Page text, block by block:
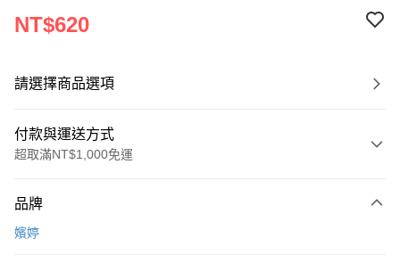
NT$620
請選擇商品選項
付款與運送方式
超取滿NT$1,000免運
信用卡一次付款
品牌
嬪婷